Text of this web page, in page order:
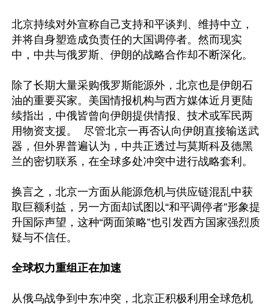
北京持续对外宣称自己支持和平谈判、维持中立，
并将自身塑造成负责任的大国调停者。然而现实
中，中共与俄罗斯、伊朗的战略合作却不断深化。
除了长期大量采购俄罗斯能源外，北京也是伊朗石
油的重要买家。美国情报机构与西方媒体近月更陆
续指出，中俄皆曾向伊朗提供情报、技术或军民两
用物资支援。  尽管北京一再否认向伊朗直接输送武
器，但外界普遍认为，中共正透过与莫斯科及德黑
兰的密切联系，在全球多处冲突中进行战略套利。
换言之，北京一方面从能源危机与供应链混乱中获
取巨额利益，另一方面却试图以“和平调停者”形象提
升国际声望，这种“两面策略”也引发西方国家强烈质
疑与不信任。
全球权力重组正在加速
从俄乌战争到中东冲突，北京正积极利用全球危机